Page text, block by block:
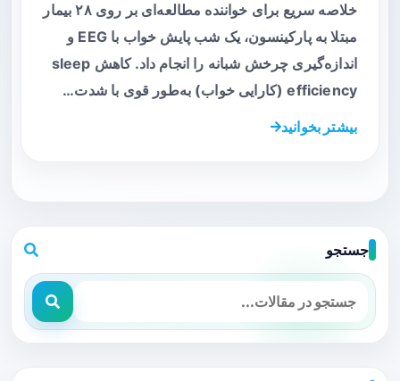
خلاصه سریع برای خواننده مطالعه‌ای بر روی ۲۸ بیمار
مبتلا به پارکینسون، یک شب پایش خواب با EEG و
اندازه‌گیری چرخش شبانه را انجام داد. کاهش sleep
efficiency (کارایی خواب) به‌طور قوی با شدت…
بیشتر بخوانید
جستجو